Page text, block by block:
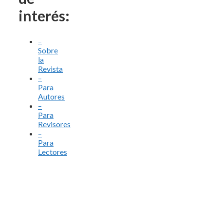
interés:
–
Sobre
la
Revista
–
Para
Autores
–
Para
Revisores
–
Para
Lectores